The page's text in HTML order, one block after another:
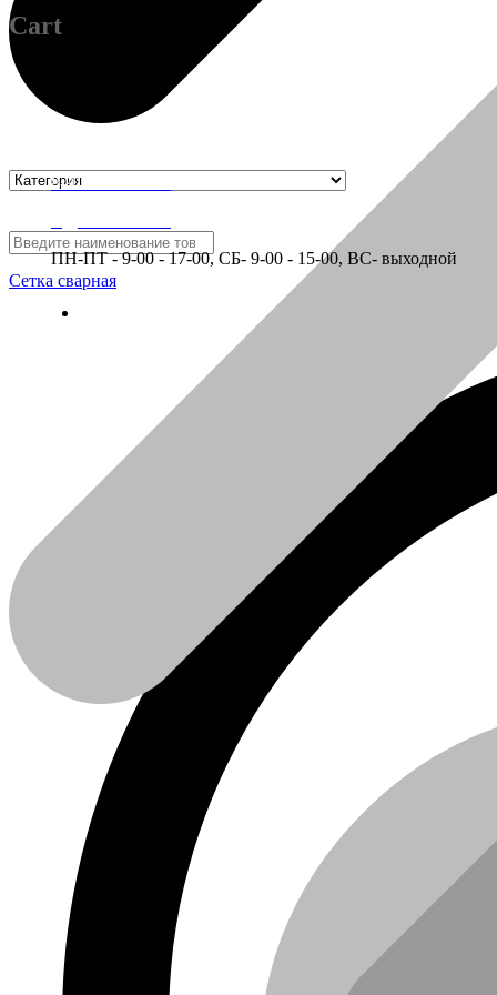
Отзывы
Cart
8-910-314-19-18
ПН-ПТ - 9-00 - 17-00, СБ- 9-00 - 15-00, ВС- выходной
Сетка сварная